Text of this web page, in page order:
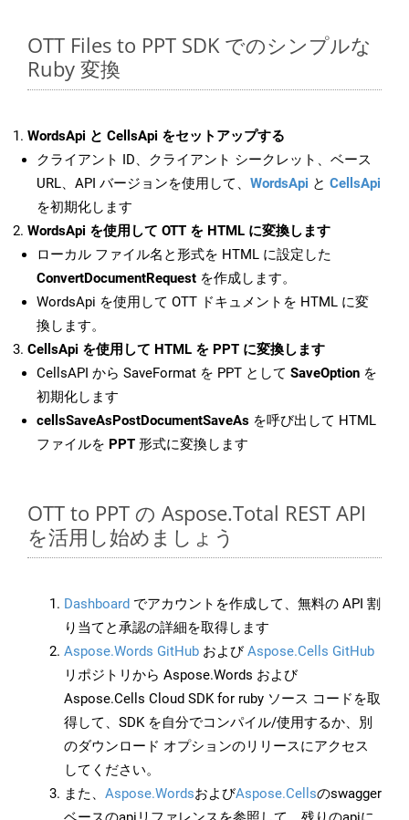
OTT Files to PPT SDK でのシンプルな
Ruby 変換
WordsApi と CellsApi をセットアップする
クライアント ID、クライアント シークレット、ベース
URL、API バージョンを使用して、 WordsApi と CellsApi
を初期化します
WordsApi を使用して OTT を HTML に変換します
ローカル ファイル名と形式を HTML に設定した
ConvertDocumentRequest を作成します。
WordsApi を使用して OTT ドキュメントを HTML に変
換します。
CellsApi を使用して HTML を PPT に変換します
CellsAPI から SaveFormat を PPT として SaveOption を
初期化します
cellsSaveAsPostDocumentSaveAs を呼び出して HTML
ファイルを PPT 形式に変換します
OTT to PPT の Aspose.Total REST API
を活用し始めましょう
Dashboard でアカウントを作成して、無料の API 割
り当てと承認の詳細を取得します
Aspose.Words GitHub およびAspose.Cells GitHub
リポジトリから Aspose.Words および
Aspose.Cells Cloud SDK for ruby ソース コードを取
得して、SDK を自分でコンパイル/使用するか、別
のダウンロード オプションのリリースにアクセス
してください。
また、 Aspose.WordsおよびAspose.Cellsのswagger